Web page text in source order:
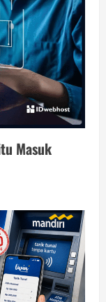
Masuk